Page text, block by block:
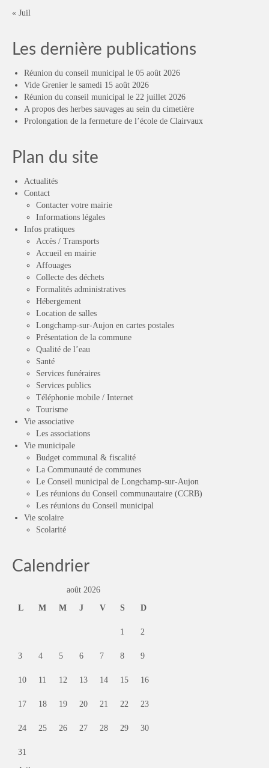
« Juil
Les dernière publications
Réunion du conseil municipal le 05 août 2026
Vide Grenier le samedi 15 août 2026
Réunion du conseil municipal le 22 juillet 2026
A propos des herbes sauvages au sein du cimetière
Prolongation de la fermeture de l’école de Clairvaux
Plan du site
Actualités
Contact
Contacter votre mairie
Informations légales
Infos pratiques
Accès / Transports
Accueil en mairie
Affouages
Collecte des déchets
Formalités administratives
Hébergement
Location de salles
Longchamp-sur-Aujon en cartes postales
Présentation de la commune
Qualité de l’eau
Santé
Services funéraires
Services publics
Téléphonie mobile / Internet
Tourisme
Vie associative
Les associations
Vie municipale
Budget communal & fiscalité
La Communauté de communes
Le Conseil municipal de Longchamp-sur-Aujon
Les réunions du Conseil communautaire (CCRB)
Les réunions du Conseil municipal
Vie scolaire
Scolarité
Calendrier
août 2026
L
M M J V S D
1 2
3 4 5 6 7 8 9
10 11 12 13 14 15 16
17 18 19 20 21 22 23
24 25 26 27 28 29 30
31